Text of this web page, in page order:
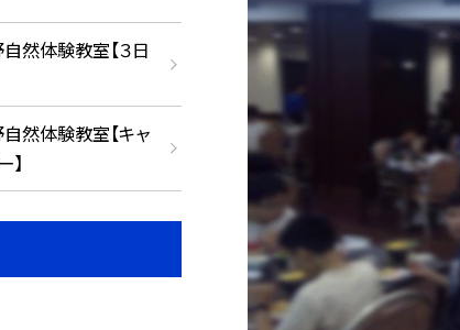
然体験教室【３日
然体験教室【キャ
】